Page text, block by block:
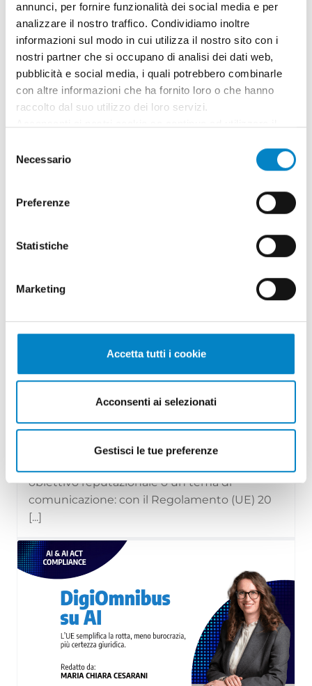
annunci, per fornire funzionalità dei social media e per
analizzare il nostro traffico. Condividiamo inoltre
informazioni sul modo in cui utilizza il nostro sito con i
nostri partner che si occupano di analisi dei dati web,
pubblicità e social media, i quali potrebbero combinarle
con altre informazioni che ha fornito loro o che hanno
raccolto dal suo utilizzo dei loro servizi.
delNecessario
Preferenze
Statistiche
Marketing
Accetta tutti i cookie
Acconsenti ai selezionati
Gestisci le tue preferenze
Roberto Battista nuovo Mandatario
Brevetti Europei
3 Agosto 2026 | News
Siamo orgogliosi di annunciare che Roberto
Battista ha conseguito la qualifica di
Il Regolamento (UE) 2024/1781 e il
settore moda: divieto di distr...
29 Luglio 2026 | Approfondimenti, News
obiettivo reputazionale o un tema di
comunicazione: con il Regolamento (UE) 20
[...]